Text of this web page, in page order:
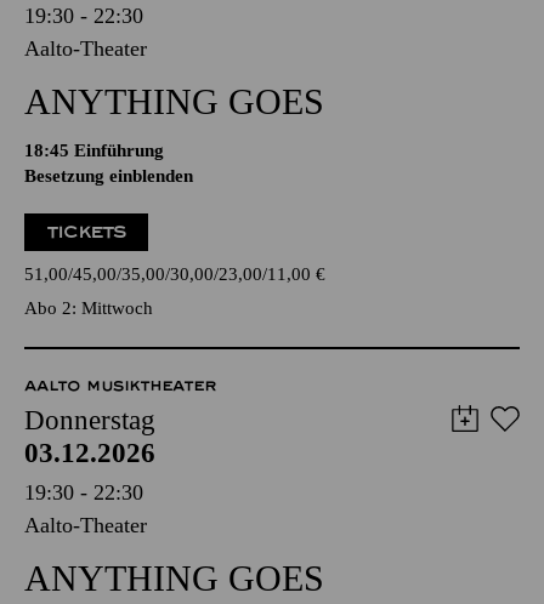
19:30 - 22:30
Aalto-Theater
ANYTHING GOES
18:45 Einführung
Besetzung einblenden
TICKETS
51,00 45,00 35,00 30,00 23,00 11,00 €
Abo 2: Mittwoch
AALTO MUSIKTHEATER
Donnerstag
03.12.2026
19:30 - 22:30
Aalto-Theater
ANYTHING GOES